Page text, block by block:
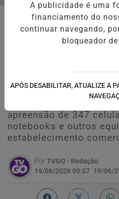
EM ALTA
🚔 SEGURANÇA E JUSTIÇA
Brigada Militar
receptação e
Ação realizada após
com registro de furto
apreensão de 347
notebooks e outros
estabelecimento
PorTVGO - Redação
19/06/2026 00:07 19/06/
A publicidade é uma
financiamento do
continuar navegando,
bloqueador
APÓS DESABILITAR, ATUALIZE A